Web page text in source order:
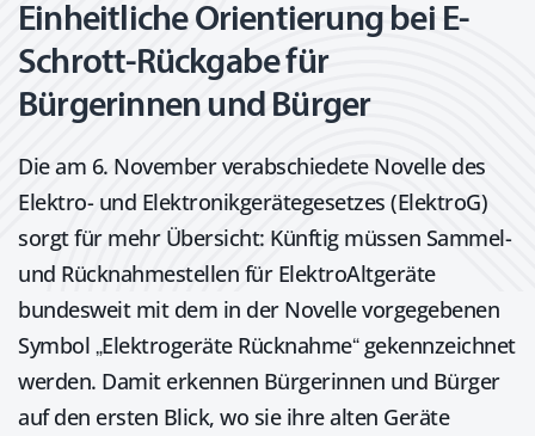
Einheitliche Orientierung bei E-
Schrott-Rückgabe für
Bürgerinnen und Bürger
Die am 6. November verabschiedete Novelle des
Elektro- und Elektronikgerätegesetzes (ElektroG)
sorgt für mehr Übersicht: Künftig müssen Sammel-
und Rücknahmestellen für ElektroAltgeräte
bundesweit mit dem in der Novelle vorgegebenen
Symbol „Elektrogeräte Rücknahme“ gekennzeichnet
werden. Damit erkennen Bürgerinnen und Bürger
auf den ersten Blick, wo sie ihre alten Geräte